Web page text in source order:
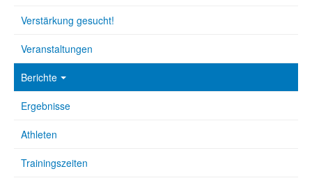
Verstärkung gesucht!
Veranstaltungen
Berichte
Ergebnisse
Athleten
Trainingszeiten